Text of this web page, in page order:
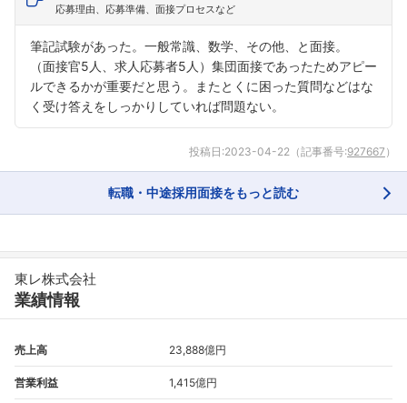
応募理由、応募準備、面接プロセスなど
筆記試験があった。一般常識、数学、その他、と面接。
（面接官5人、求人応募者5人）集団面接であったためアピー
ルできるかが重要だと思う。またとくに困った質問などはな
く受け答えをしっかりしていれば問題ない。
投稿日:2023-04-22 （記事番号:927667 ）
転職・中途採用面接をもっと読む
東レ株式会社
業績情報
売上高 23,888億円
営業利益 1,415億円